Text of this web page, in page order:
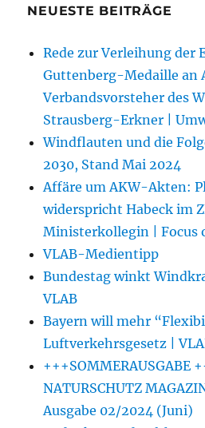
NEUESTE BEITRÄGE
Rede zur Verleihung der
Guttenberg-Medaille an
Verbandsvorsteher des
Strausberg-Erkner |
Windflauten und die
2030, Stand Mai 2024
Affäre um AKW-Akten:
widerspricht Habeck im
Ministerkollegin | Focus
VLAB-Medientipp
Bundestag winkt
VLAB
Bayern will mehr
Luftverkehrsgesetz |
+++SOMMERAUSGABE
NATURSCHUTZ
Ausgabe 02/2024 (Juni)